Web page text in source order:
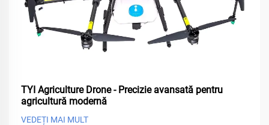
TYI Agriculture Drone - Precizie avansată pentru
agricultură modernă
VEDEȚI MAI MULT